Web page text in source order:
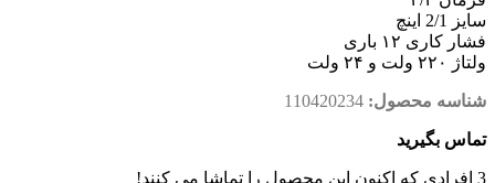
سایز 2/1 اینچ
فشار کاری ۱۲ باری
ولتاژ ۲۲۰ ولت و ۲۴ ولت
شناسه محصول: 110420234
تماس بگیرید
3 افرادی که اکنون این محصول را تماشا می کنند!